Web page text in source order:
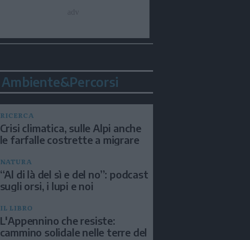
Ambiente&Percorsi
RICERCA
Crisi climatica, sulle Alpi anche
le farfalle costrette a migrare
NATURA
“Al di là del sì e del no”: podcast
sugli orsi, i lupi e noi
IL LIBRO
L'Appennino che resiste:
cammino solidale nelle terre del